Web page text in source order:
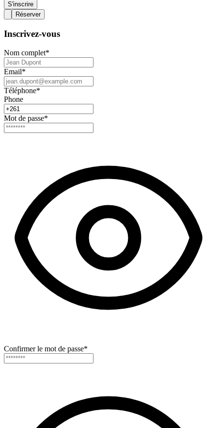
S'inscrire
Réserver
Inscrivez-vous
Nom complet*
Email*
Téléphone*
Phone
Mot de passe*
Confirmer le mot de passe*